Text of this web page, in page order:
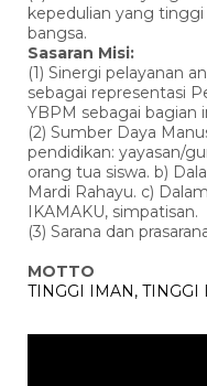
kepedulian yang tinggi
bangsa.
Sasaran Misi:
(1) Sinergi pelayanan
sebagai representasi
YBPM sebagai bagian
(2) Sumber Daya
pendidikan: yayasan/
orang tua siswa. b)
Mardi Rahayu. c)
IKAMAKU, simpatisan.
(3) Sarana dan
MOTTO
TINGGI IMAN,